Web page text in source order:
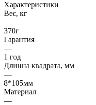
Характеристики
Вес, кг
—
370г
Гарантия
—
1 год
Длинна квадрата, мм
—
8*105мм
Материал
—